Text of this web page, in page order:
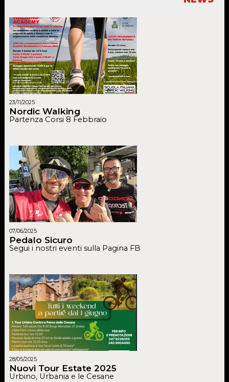
23/11/2025
Nordic Walking
Partenza Corsi 8 Febbraio
07/06/2025
Pedalo Sicuro
Segui i nostri eventi sulla Pagina FB
28/05/2025
Nuovi Tour Estate 2025
Urbino, Urbania e le Cesane